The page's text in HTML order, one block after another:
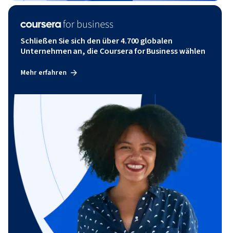
Schließen Sie sich den über 4.700 globalen
Unternehmen an, die Coursera for Business wählen
Mehr erfahren